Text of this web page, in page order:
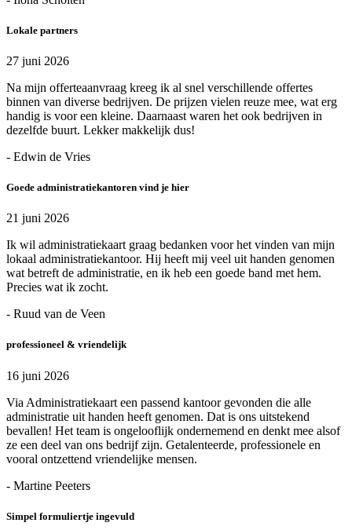
Lokale partners
27 juni 2026
Na mijn offerteaanvraag kreeg ik al snel verschillende offertes
binnen van diverse bedrijven. De prijzen vielen reuze mee, wat erg
handig is voor een kleine. Daarnaast waren het ook bedrijven in
dezelfde buurt. Lekker makkelijk dus!
- Edwin de Vries
Goede administratiekantoren vind je hier
21 juni 2026
Ik wil administratiekaart graag bedanken voor het vinden van mijn
lokaal administratiekantoor. Hij heeft mij veel uit handen genomen
wat betreft de administratie, en ik heb een goede band met hem.
Precies wat ik zocht.
- Ruud van de Veen
professioneel & vriendelijk
16 juni 2026
Via Administratiekaart een passend kantoor gevonden die alle
administratie uit handen heeft genomen. Dat is ons uitstekend
bevallen! Het team is ongelooflijk ondernemend en denkt mee alsof
ze een deel van ons bedrijf zijn. Getalenteerde, professionele en
vooral ontzettend vriendelijke mensen.
- Martine Peeters
Simpel formuliertje ingevuld